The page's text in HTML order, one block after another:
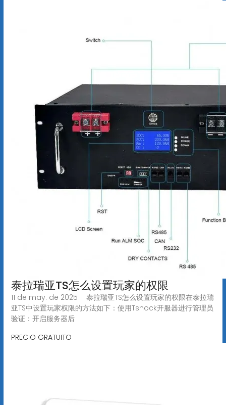
泰拉瑞亚TS怎么设置玩家的权限
11 de may. de 2025 · 泰拉瑞亚TS怎么设置玩家的权限在泰拉瑞
亚TS中设置玩家权限的方法如下：使用Tshock开服器进行管理员
验证：开启服务器后
PRECIO GRATUITO